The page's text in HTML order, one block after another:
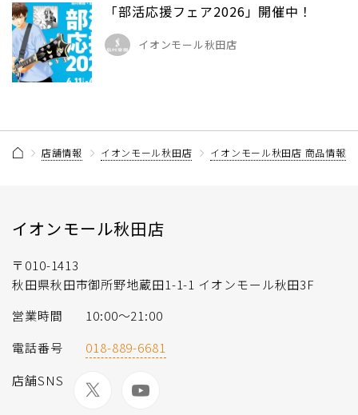
「部活応援フェア2026」開催中！
イオンモール秋田店
店舗情報 イオンモール秋田店 イオンモール秋田店 商品情報
イオンモール秋田店
〒010-1413
秋田県秋田市御所野地蔵田1-1-1 イオンモール秋田3F
営業時間
10:00〜21:00
電話番号
018-889-6681
店舗SNS